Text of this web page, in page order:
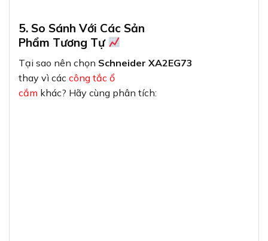
5. So Sánh Với Các Sản
Phẩm Tương Tự
Tại sao nên chọn Schneider XA2EG73
thay vì các công tắc ổ
cắm khác? Hãy cùng phân tích: